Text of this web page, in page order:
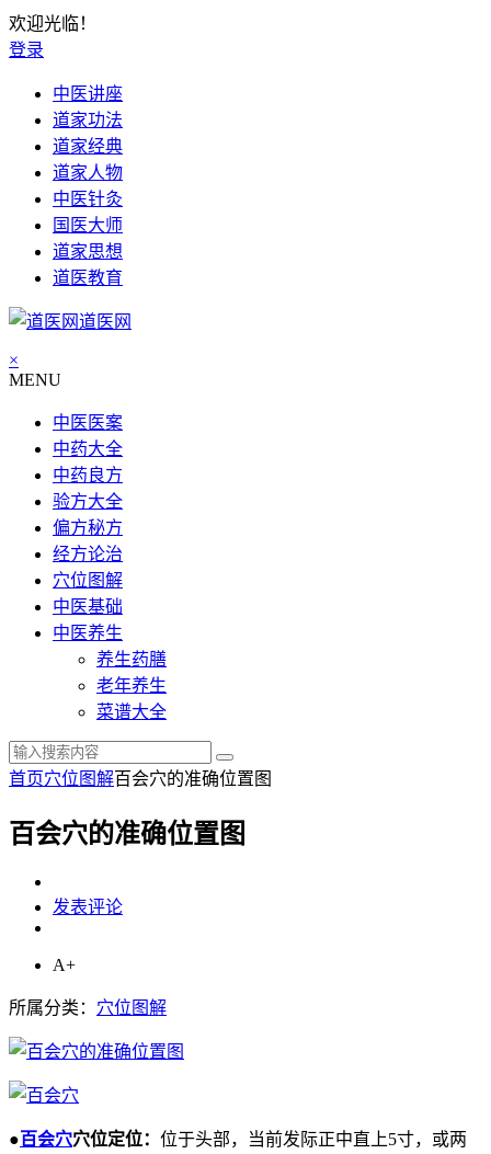
欢迎光临！
登录
中医讲座
道家功法
道家经典
道家人物
中医针灸
国医大师
道家思想
道医教育
道医网
×
MENU
中医医案
中药大全
中药良方
验方大全
偏方秘方
经方论治
穴位图解
中医基础
中医养生
养生药膳
老年养生
菜谱大全
首页穴位图解百会穴的准确位置图
百会穴的准确位置图
发表评论
A+
所属分类： 穴位图解
●百会穴穴位定位： 位于头部，当前发际正中直上5寸，或两